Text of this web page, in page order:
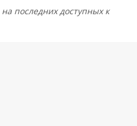
последних доступных к